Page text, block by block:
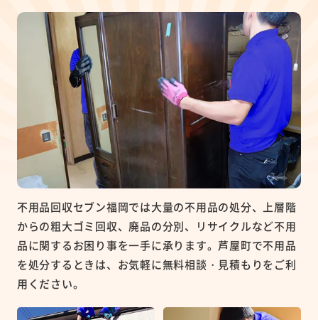
不用品回収セブン福岡では大量の不用品の処分、上層階
からの粗大ゴミ回収、廃品の分別、リサイクルなど不用
品に関するお困り事を一手に承ります。芦屋町で不用品
を処分するときは、お気軽に無料相談・見積もりをご利
用ください。